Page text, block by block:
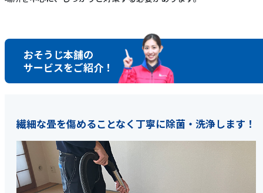
おそうじ本舗の
サービスをご紹介！
繊細な畳を傷めることなく丁寧に除菌・洗浄します！